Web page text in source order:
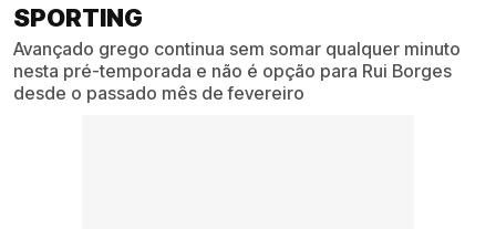
SPORTING
Avançado grego continua sem somar qualquer minuto
nesta pré-temporada e não é opção para Rui Borges
desde o passado mês de fevereiro